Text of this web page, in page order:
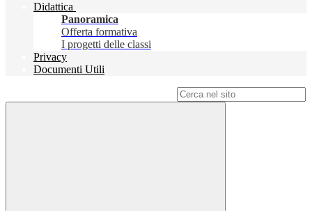
Didattica
Panoramica
Offerta formativa
I progetti delle classi
Privacy
Documenti Utili